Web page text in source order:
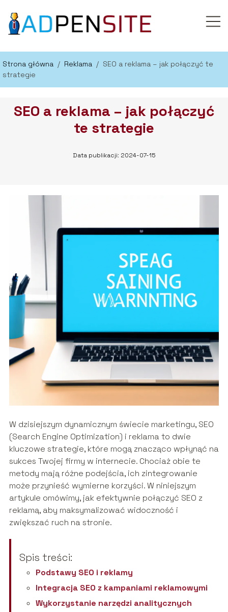
Strona główna / Reklama / SEO a reklama – jak połączyć te
strategie
SEO a reklama – jak połączyć
te strategie
Data publikacji: 2024-07-15
W dzisiejszym dynamicznym świecie marketingu, SEO
(Search Engine Optimization) i reklama to dwie
kluczowe strategie, które mogą znacząco wpłynąć na
sukces Twojej firmy w internecie. Chociaż obie te
metody mają różne podejścia, ich zintegrowanie
może przynieść wymierne korzyści. W niniejszym
artykule omówimy, jak efektywnie połączyć SEO z
reklamą, aby maksymalizować widoczność i
zwiększać ruch na stronie.
Spis treści:
Podstawy SEO i reklamy
Integracja SEO z kampaniami reklamowymi
Wykorzystanie narzędzi analitycznych